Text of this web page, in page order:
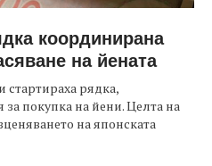
координирана
на йената
рядка,
покупка на йени. Целта на
на японската